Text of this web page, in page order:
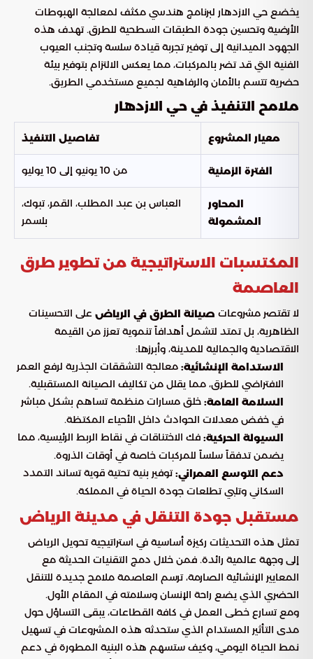
يخضع حي الازدهار لبرنامج هندسي مكثف لمعالجة الهبوطات
الأرضية وتحسين جودة الطبقات السطحية للطرق. تهدف هذه
الجهود الميدانية إلى توفير تجربة قيادة سلسة وتجنب العيوب
الفنية التي قد تضر بالمركبات، مما يعكس الالتزام بتوفير بيئة
حضرية تتسم بالأمان والرفاهية لجميع مستخدمي الطريق.
ملامح التنفيذ في حي الازدهار
معيار المشروع تفاصيل التنفيذ
الفترة الزمنية من 10 يونيو إلى 10 يوليو
المحاور
المشمولة
العباس بن عبد المطلب، القمر، تبوك،
بلسمر
المكتسبات الاستراتيجية من تطوير طرق
العاصمة
لا تقتصر مشروعات صيانة الطرق في الرياض على التحسينات
الظاهرية، بل تمتد لتشمل أهدافاً تنموية تعزز من القيمة
الاقتصادية والجمالية للمدينة، وأبرزها:
الاستدامة الإنشائية: معالجة التشققات الجذرية لرفع العمر
الافتراضي للطرق، مما يقلل من تكاليف الصيانة المستقبلية.
السلامة العامة: خلق مسارات منظمة تساهم بشكل مباشر
في خفض معدلات الحوادث داخل الأحياء المكتظة.
السيولة الحركية: فك الاختناقات في نقاط الربط الرئيسية، مما
يضمن تدفقاً سلساً للمركبات خاصة في أوقات الذروة.
دعم التوسع العمراني:توفير بنية تحتية قوية تساند التمدد
السكاني وتلبي تطلعات جودة الحياة في المملكة.
مستقبل جودة التنقل في مدينة الرياض
تمثل هذه التحديثات ركيزة أساسية في استراتيجية تحويل الرياض
إلى وجهة عالمية رائدة. فمن خلال دمج التقنيات الحديثة مع
المعايير الإنشائية الصارمة، ترسم العاصمة ملامح جديدة للتنقل
الحضري الذي يضع راحة الإنسان وسلامته في المقام الأول.
ومع تسارع خطى العمل في كافة القطاعات، يبقى التساؤل حول
مدى التأثير المستدام الذي ستحدثه هذه المشروعات في تسهيل
نمط الحياة اليومي، وكيف ستسهم هذه البنية المطورة في دعم